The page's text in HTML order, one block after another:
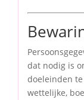
dat nodig is
doeleinden
wettelijke,